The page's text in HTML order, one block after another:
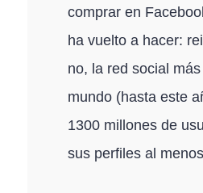
comprar en
ha vuelto a hacer:
no, la red social
mundo (hasta este
1300 millones de
sus perfiles al